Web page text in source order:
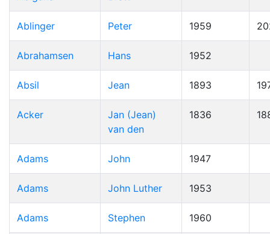
Ablinger Peter 1959
Abrahamsen Hans 1952
Absil Jean 1893
Acker
Jan (Jean)
van den
1836
Adams John 1947
Adams John Luther 1953
Adams Stephen 1960